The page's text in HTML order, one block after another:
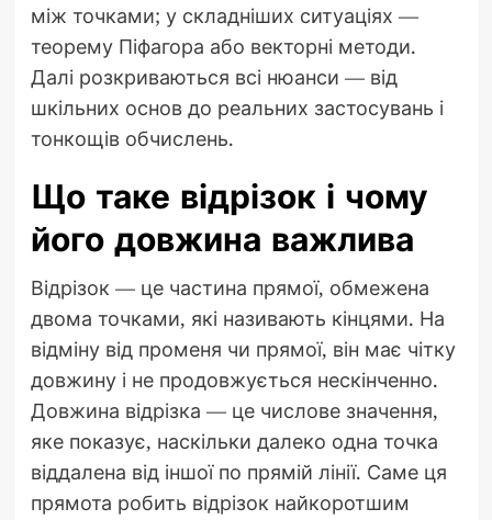
між точками; у складніших ситуаціях —
теорему Піфагора або векторні методи.
Далі розкриваються всі нюанси — від
шкільних основ до реальних застосувань і
тонкощів обчислень.
Що таке відрізок і чому
його довжина важлива
Відрізок — це частина прямої, обмежена
двома точками, які називають кінцями. На
відміну від променя чи прямої, він має чітку
довжину і не продовжується нескінченно.
Довжина відрізка — це числове значення,
яке показує, наскільки далеко одна точка
віддалена від іншої по прямій лінії. Саме ця
прямота робить відрізок найкоротшим